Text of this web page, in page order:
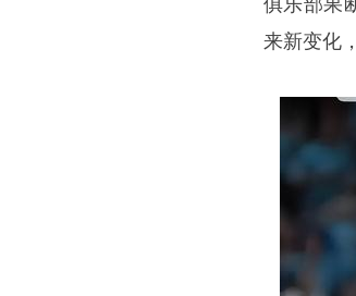
俱乐部果
来新变化